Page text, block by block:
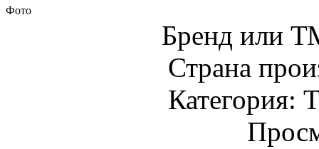
Фото
Бренд или
Страна
Категория: